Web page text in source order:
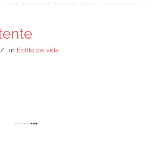
/ in Estilo de vida